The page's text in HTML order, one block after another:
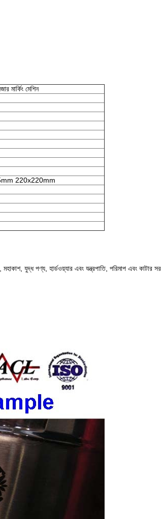
মার্কিং মেশিন
220x220mm
যুদ্ধ পণ্য, হার্ডওয়্যার এবং যন্ত্রপাতি, পরিমাপ এবং কাটার